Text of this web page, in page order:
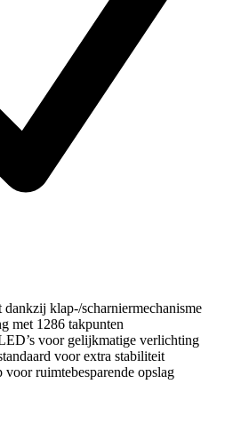
dankzij klap-/scharniermechanisme
met 1286 takpunten
voor gelijkmatige verlichting
voor extra stabiliteit
ruimtebesparende opslag